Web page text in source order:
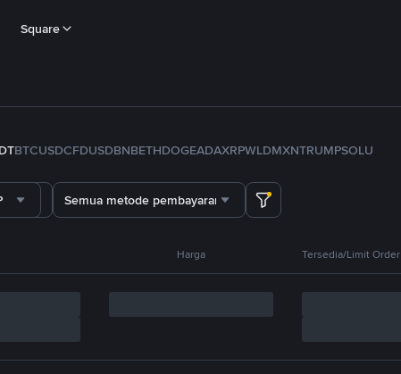
Square
BTCUSDCFDUSDBNBETHDOGEADAXRPWLDMXNTRUMPSOLU
Semua metode pembayaran
Harga Tersedia/Limit Order